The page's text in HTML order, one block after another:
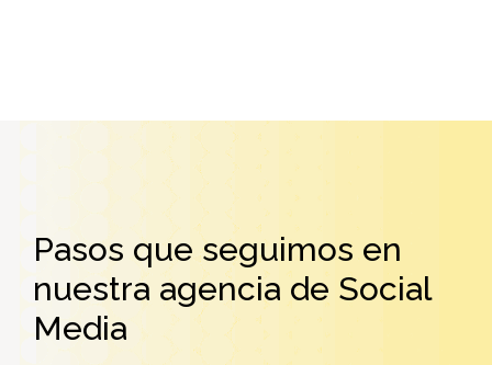
Pasos que seguimos en
nuestra agencia de Social
Media